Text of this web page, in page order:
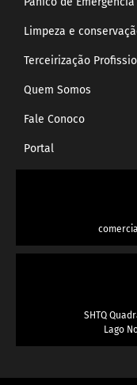
Limpeza e
Terceirização
Quem Somos
Fale Conoco
Portal
SHTQ
Lago